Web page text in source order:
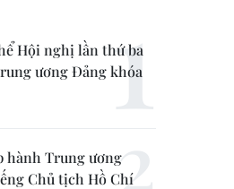
Hội nghị lần thứ ba
ương Đảng khóa
hành Trung ương
Chủ tịch Hồ Chí